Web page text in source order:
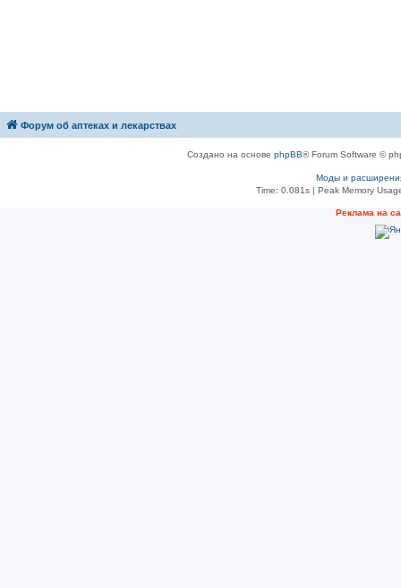
Форум об аптеках и лекарствах
Создано на основе phpBB® Forum Software ©
Моды и
Time: 0.081s| Peak Memory
Рeклама на